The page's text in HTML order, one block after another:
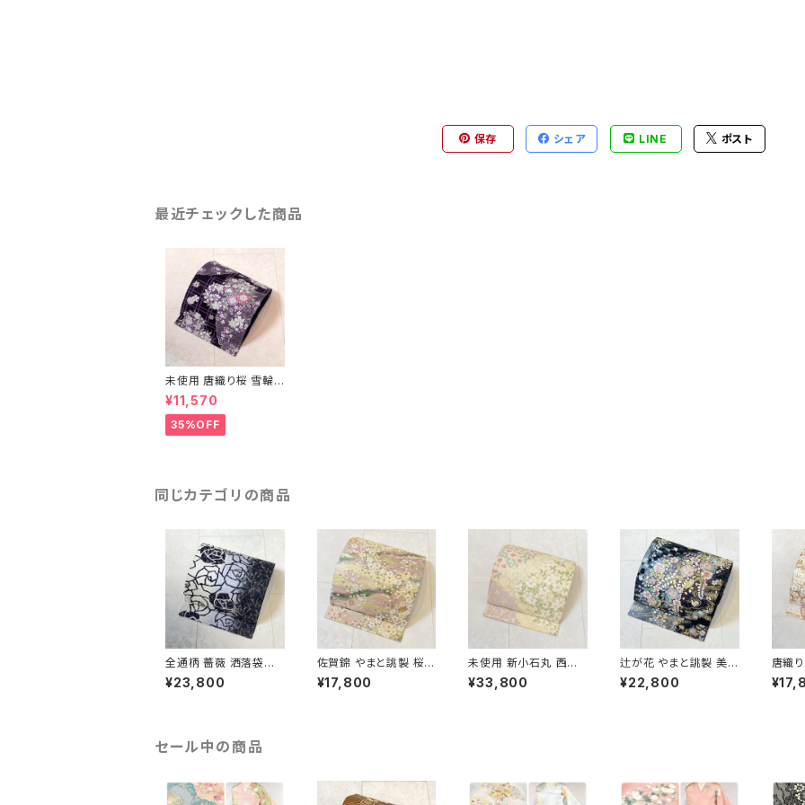
保存 シェア LINE ポスト
最近チェックした商品
未使用 唐織り桜 雪輪
袋帯 正絹 銀糸 振袖 黒
紫 白 624
¥11,570
35%OFF
同じカテゴリの商品
全通柄 薔薇 洒落袋帯
銀糸 長尺 正絹 白 黒
青紫 659
¥23,800
佐賀錦 やまと誂製 桜づ
くし 袋帯 正絹 金銀糸
ラメ ピンク 白 722
¥17,800
未使用 新小石丸 西陣
織 御印華唐織 花柄 袋
帯 正絹 金糸 白 クリー
¥33,800
辻が花 やまと誂製 美品
正絹 金糸 袋帯 黒 紺
紫 パステルカラー 702
¥22,800
唐織
正絹
色 紫
セール中の商品